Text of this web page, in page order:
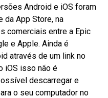
Android e iOS foram
da App Store, na
comerciais entre a Epic
e Apple. Ainda é
através de um link no
iOS isso não é
descarregar e
o seu computador no